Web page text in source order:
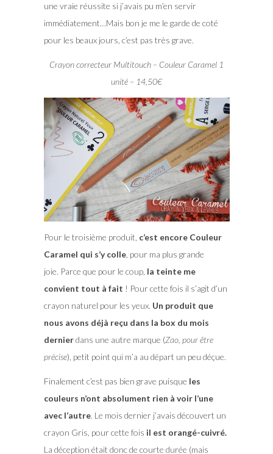
une vraie réussite si j’avais pu m’en servir
immédiatement…Mais bon je me le garde de coté
pour les beaux jours, c’est pas très grave.
Crayon correcteur Multitouch – Couleur Caramel 1
unité – 14,50€
Pour le troisième produit, c’est encore Couleur
Caramel qui s’y colle, pour ma plus grande
joie. Parce que pour le coup, la teinte me
convient tout à fait ! Pour cette fois il s’agit d’un
crayon naturel pour les yeux. Un produit que
nous avons déjà reçu dans la box du mois
dernierdans une autre marque (Zao, pour être
précise), petit point qui m’a au départ un peu déçue.
Finalement c’est pas bien grave puisque les
couleurs n’ont absolument rien à voir l’une
avec l’autre. Le mois dernier j’avais découvert un
crayon Gris, pour cette fois il est orangé-cuivré.
La déception était donc de courte durée (mais